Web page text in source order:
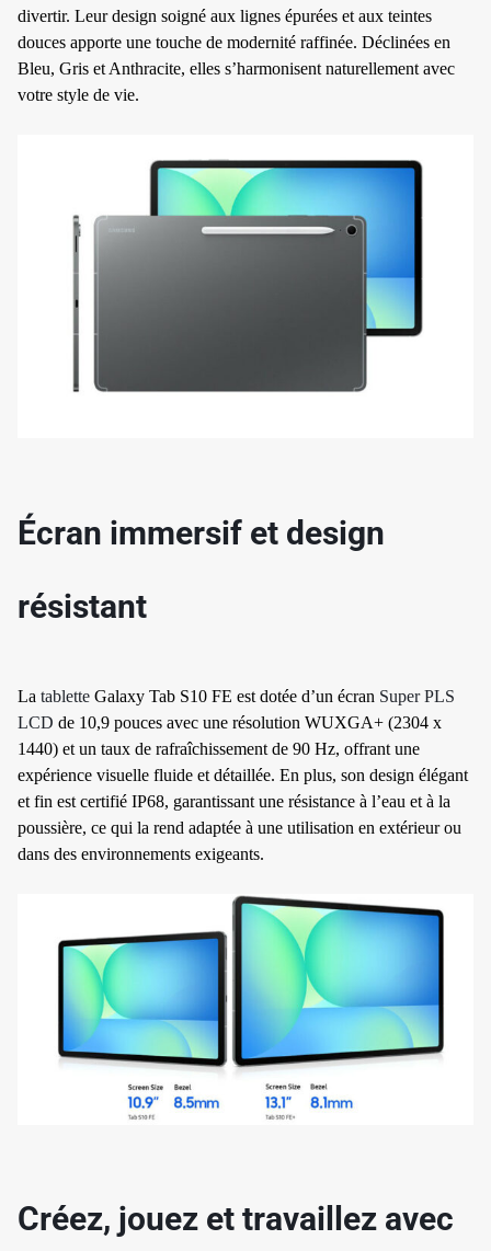
divertir. Leur design soigné aux lignes épurées et aux teintes
douces apporte une touche de modernité raffinée. Déclinées en
Bleu, Gris et Anthracite, elles s’harmonisent naturellement avec
votre style de vie.
Écran immersif et design
résistant
La tablette Galaxy Tab S10 FE est dotée d’un écran Super PLS
LCD de 10,9 pouces avec une résolution WUXGA+ (2304 x
1440) et un taux de rafraîchissement de 90 Hz, offrant une
expérience visuelle fluide et détaillée. En plus, son design élégant
et fin est certifié IP68, garantissant une résistance à l’eau et à la
poussière, ce qui la rend adaptée à une utilisation en extérieur ou
dans des environnements exigeants.
Créez, jouez et travaillez avec